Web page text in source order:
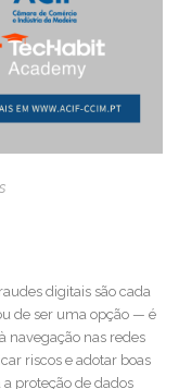
digitais são cada
de ser uma opção — é
navegação nas redes
riscos e adotar boas
proteção de dados